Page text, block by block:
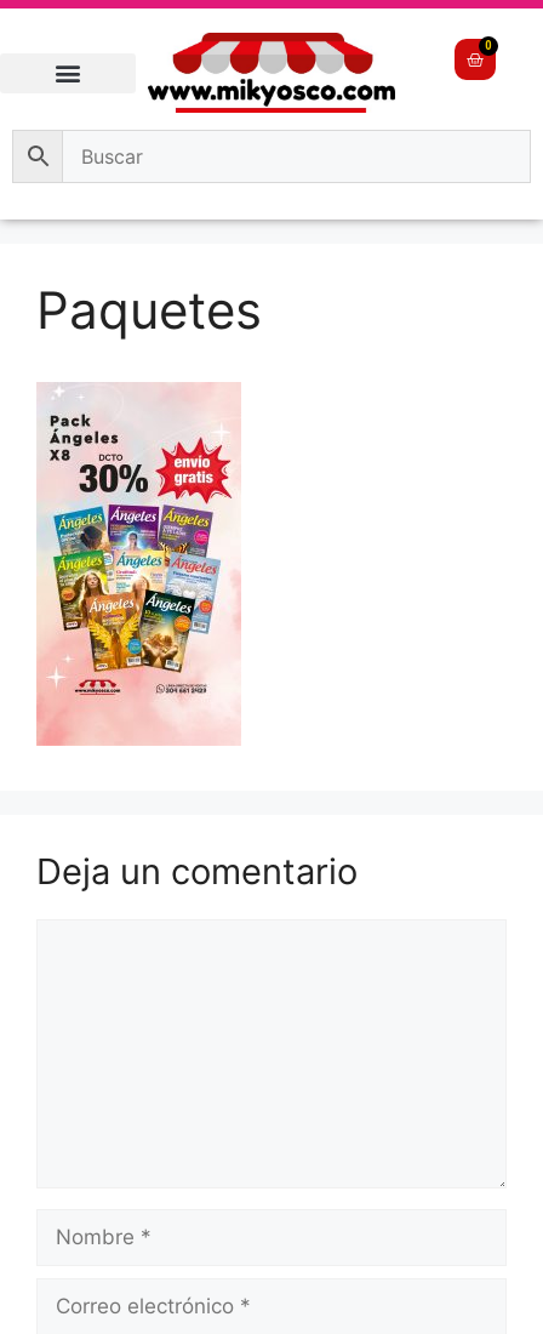
0
Paquetes
Deja un comentario